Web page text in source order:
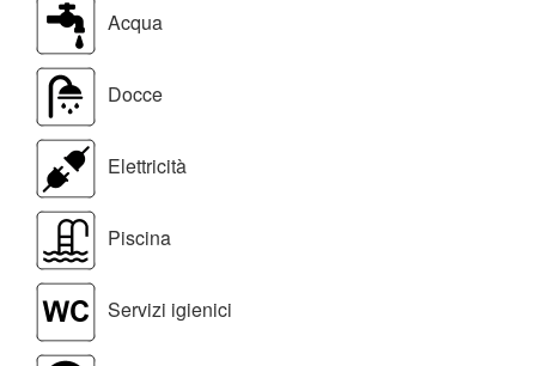
Acqua
Docce
Elettricità
Piscina
Servizi igienici